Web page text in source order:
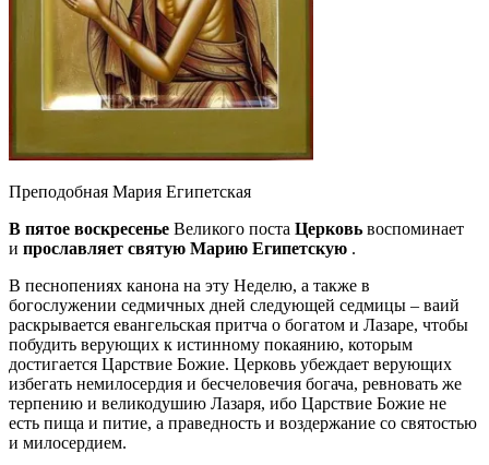
Преподобная Мария Египетская
В пятое воскресенье Великого поста Церковь воспоминает
и прославляет святую Марию Египетскую .
В песнопениях канона на эту Неделю, а также в
богослужении седмичных дней следующей седмицы – ваий
раскрывается евангельская притча о богатом и Лазаре, чтобы
побудить верующих к истинному покаянию, которым
достигается Царствие Божие. Церковь убеждает верующих
избегать немилосердия и бесчеловечия богача, ревновать же
терпению и великодушию Лазаря, ибо Царствие Божие не
есть пища и питие, а праведность и воздержание со святостью
и милосердием.